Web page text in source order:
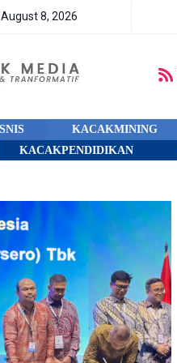
8, 2026
KACAKMINING
KACAKPENDIDIKAN